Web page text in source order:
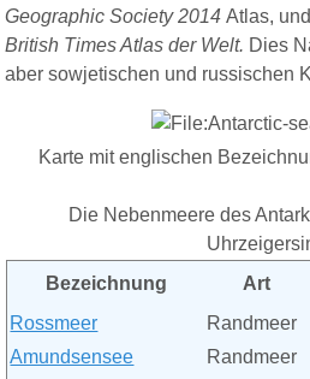
Geographic Society 2014Atlas,
British Times Atlas der Welt. Dies
aber sowjetischen und russischen
Karte mit englischen
Die Nebenmeere des
Bezeichnung
Art
Rossmeer
Randmeer
Amundsensee
Randmeer